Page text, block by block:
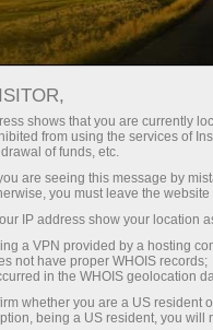
Трейдерам
Рынок
Рынок может расти
если корпоративные
Компании
shows that you are currently
from using the services of
of funds, etc.
are seeing this message by
you must leave the
IP address show your location
a VPN provided by a hosting
not have proper WHOIS records;
in the WHOIS geolocation
whether you are a US resident
being a US resident, you will